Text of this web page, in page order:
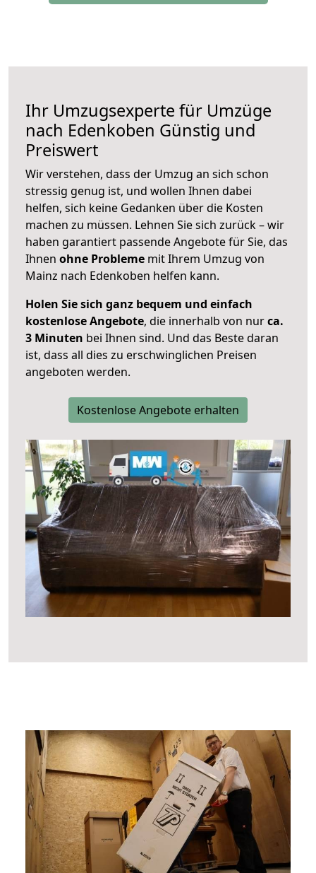
Ihr Umzugsexperte für Umzüge
nach Edenkoben Günstig und
Preiswert
Wir verstehen, dass der Umzug an sich schon
stressig genug ist, und wollen Ihnen dabei
helfen, sich keine Gedanken über die Kosten
machen zu müssen. Lehnen Sie sich zurück – wir
haben garantiert passende Angebote für Sie, das
Ihnen ohne Probleme mit Ihrem Umzug von
Mainz nach Edenkoben helfen kann.
Holen Sie sich ganz bequem und einfach
kostenlose Angebote, die innerhalb von nurca.
3 Minuten bei Ihnen sind. Und das Beste daran
ist, dass all dies zu erschwinglichen Preisen
angeboten werden.
Kostenlose Angebote erhalten